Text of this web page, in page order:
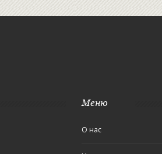
Меню
О нас